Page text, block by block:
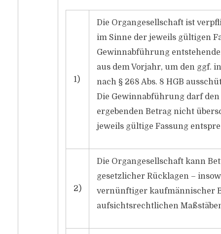
1)
Die Organgesellschaft ist
im Sinne der jeweils gültigen
Gewinnabführung
aus dem Vorjahr, um den ggf.
nach § 268 Abs. 8 HGB
Die Gewinnabführung darf
ergebenden Betrag nicht
jeweils gültige Fassung
2)
Die Organgesellschaft kann
gesetzlicher Rücklagen –
vernünftiger kaufmännischer
aufsichtsrechtlichen